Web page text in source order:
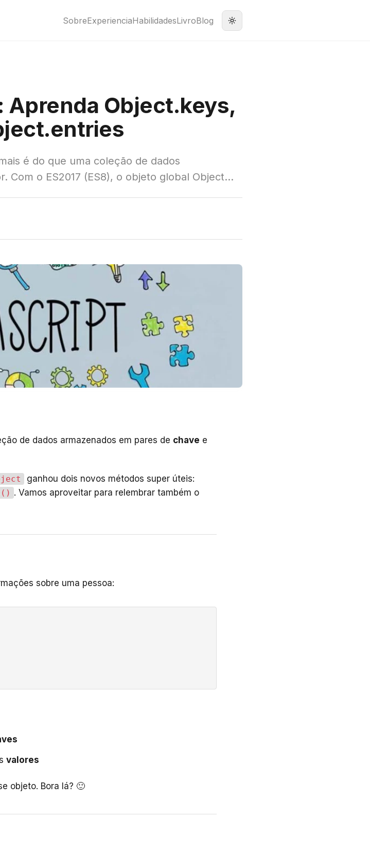
SobreExperienciaHabilidadesLivroBlog
Aprenda Object.keys,
é do que uma coleção de dados
Com o ES2017 (ES8), o objeto global Object...
de dados armazenados em pares de chave e
ganhou dois novos métodos super úteis:
. Vamos aproveitar para relembrar também o
sobre uma pessoa:
valores
objeto. Bora lá? 🙂